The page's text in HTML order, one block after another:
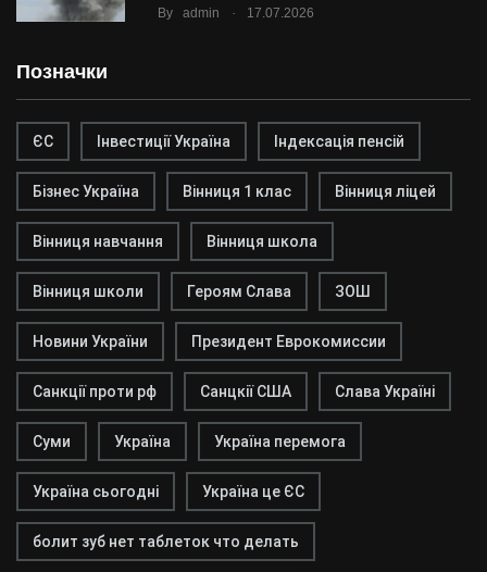
By admin . 17.07.2026
Позначки
ЄС Інвестиції Україна Індексація пенсій
Бізнес Україна Вінниця 1 клас Вінниця ліцей
Вінниця навчання Вінниця школа
Вінниця школи Героям Слава ЗОШ
Новини України Президент Еврокомиссии
Санкції проти рф Санцкії США Слава Україні
Суми Україна Україна перемога
Україна сьогодні Україна це ЄС
болит зуб нет таблеток что делать